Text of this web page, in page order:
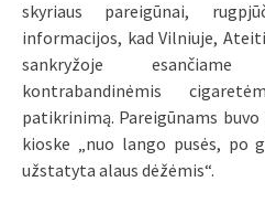
skyriaus pareigūnai,
informacijos, kad Vilniuje,
sankryžoje
kontrabandinėmis
patikrinimą. Pareigūnams
kioske „nuo lango pusės, po
užstatyta alaus dėžėmis“.